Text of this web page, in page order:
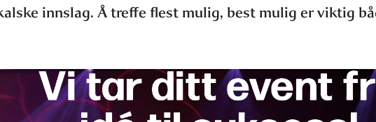
innslag. Å treffe flest mulig, best mulig er viktig